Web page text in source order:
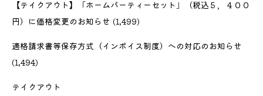
【テイクアウト】「ホームパーティーセット」（税込５，４００
円）に価格変更のお知らせ (1,499)
適格請求書等保存方式（インボイス制度）への対応のお知らせ
(1,494)
テイクアウト